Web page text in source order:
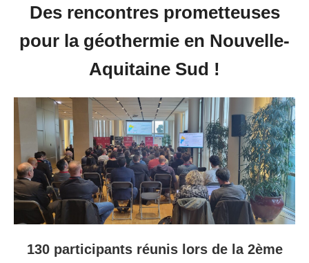
Des rencontres prometteuses
pour la géothermie en Nouvelle-
Aquitaine Sud !
130 participants réunis lors de la 2ème